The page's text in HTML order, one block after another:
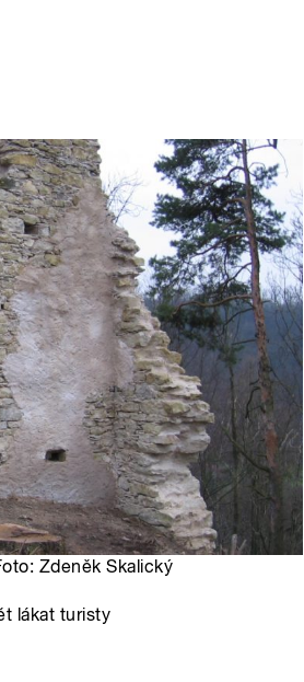
Zdeněk Skalický
lákat turisty